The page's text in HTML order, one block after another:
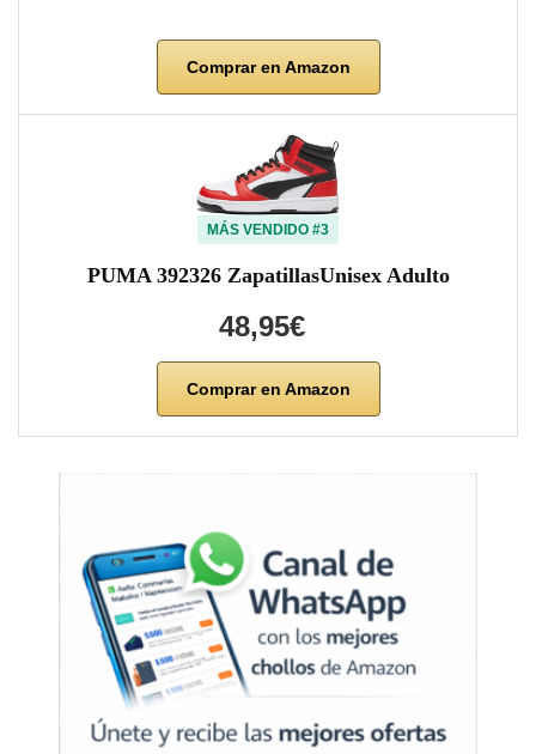
Comprar en Amazon
MÁS VENDIDO #3
PUMA 392326 ZapatillasUnisex Adulto
48,95€
Comprar en Amazon